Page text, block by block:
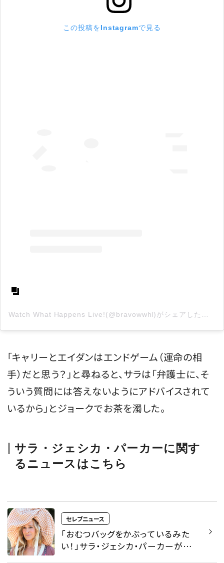
この投稿をInstagramで見る
「キャリーとエイダンはエンドゲーム（運命の相
手）だと思う？」と尋ねると、サラは「弁護士に、そ
ういう質問には答えないようにアドバイスされて
いるから」とジョークでお茶を濁した。
サラ・ジェシカ・パーカーに関す
るニュースはこちら
セレブニュース
「おむつバッグをかぶっているみた
い！」サラ・ジェシカ・パーカーが披